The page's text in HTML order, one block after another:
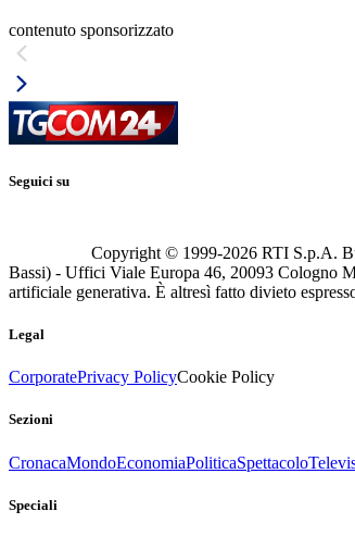
contenuto sponsorizzato
Seguici su
Copyright © 1999-2026 RTI S.p.A.
Bassi) - Uffici Viale Europa 46, 20093 Cologno
artificiale generativa. È altresì fatto divieto
Legal
CorporatePrivacy PolicyCookie Policy
Sezioni
CronacaMondoEconomiaPoliticaSpettacolo
Speciali